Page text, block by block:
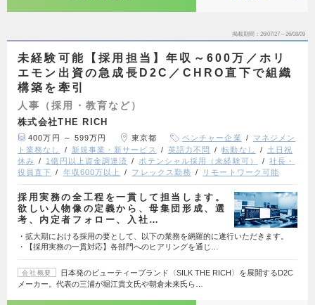
掲載期間 26/07/27～26/08/09
未経験可能【採用担当】年収～600万／ホリ
エモン出資の急成長D2C／CHRO直下で組織
構築を牽引
人事（採用・教育など）
株式会社THE RICH
400万円 ～ 599万円 東京都 ベンチャー企業
マネジメン
ト業務なし
新規事業・新サービス 英語力不問 転勤なし
土日祝
休み
1億円以上資金調達済 ポテンシャル採用（未経験可）
社長・
役員直下
年収600万以上 フレックス勤務 リモートワーク可能
採用実務の全工程を一貫して担当します。
欲しい人物像の定義から、母集団形成、選
考、内定者フォロー、入社…
・拡大期における採用の要として、以下の業務を網羅的に遂行いただきます。
・【採用実務の一貫対応】各部門へのヒアリングを通じ…
会社概要
日本発のビューティーブランド〈SILK THE RICH〉を展開するD2C
メーカー。代表の三浦が堀江貴文氏や朝倉未来氏ら…